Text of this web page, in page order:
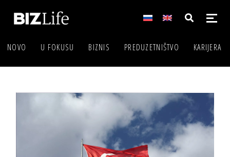
NOVO U FOKUSU BIZNIS PREDUZETNIŠTVO KARIJERA